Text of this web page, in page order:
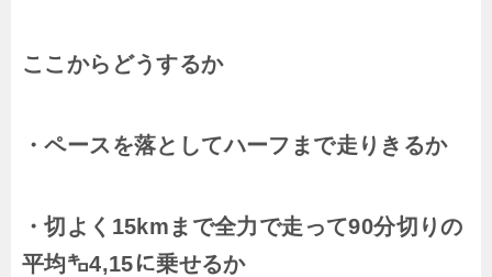
ここからどうするか
・ペースを落としてハーフまで走りきるか
・切よく15kmまで全力で走って90分切りの
平均㌔4,15に乗せるか